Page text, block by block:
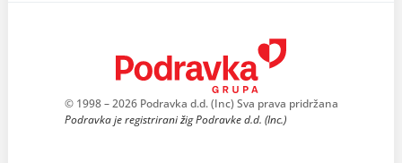
© 1998 – 2026 Podravka d.d. (Inc) Sva prava pridržana
Podravka je registrirani žig Podravke d.d. (Inc.)